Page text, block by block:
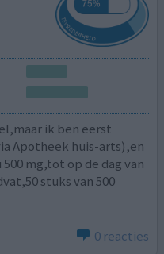
ik ben eerst
Apotheek huis-arts),en
mg,tot op de dag van
stuks van 500
0 reacties